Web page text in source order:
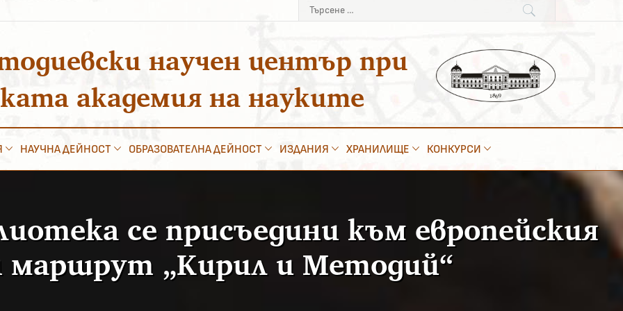
Търсене
за:
научен център при
академия на науките
НАУЧНА ДЕЙНОСТ ОБРАЗОВАТЕЛНА ДЕЙНОСТ ИЗДАНИЯ ХРАНИЛИЩЕ КОНКУРСИ
се присъедини към европейския
маршрут „Кирил и Методий“